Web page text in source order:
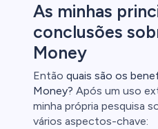
As minhas
conclusões
Money
Então quais são os
Money? Após um uso
minha própria pesquisa
vários aspectos-chave: